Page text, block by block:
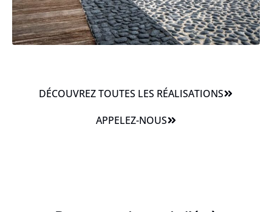
DÉCOUVREZ TOUTES LES RÉALISATIONS
APPELEZ-NOUS